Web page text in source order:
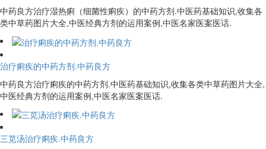
中药良方治疗湿热痢（细菌性痢疾）的中药方剂.中医药基础知识,收集各
类中草药图片大全,中医经典方剂的运用案例,中医名家医案医话.
治疗痢疾的中药方剂.中药良方
中药良方治疗痢疾的中药方剂.中医药基础知识,收集各类中草药图片大全,
中医经典方剂的运用案例,中医名家医案医话.
三苋汤治疗痢疾.中药良方